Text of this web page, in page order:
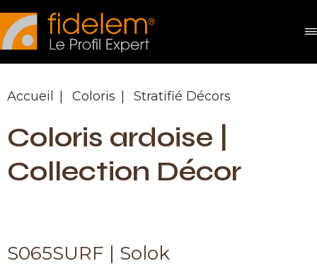
Panneau de gestion des cookies
Accueil Coloris Stratifié Décors
Coloris ardoise |
Collection Décor
S065SURF | Solok